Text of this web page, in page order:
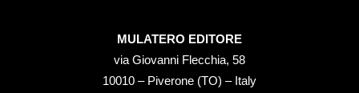
MULATERO EDITORE
via Giovanni Flecchia, 58
10010 – Piverone (TO) – Italy